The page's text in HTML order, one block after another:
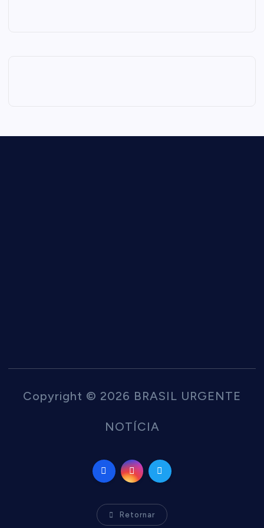
Copyright © 2026 BRASIL URGENTE
NOTÍCIA
Retornar